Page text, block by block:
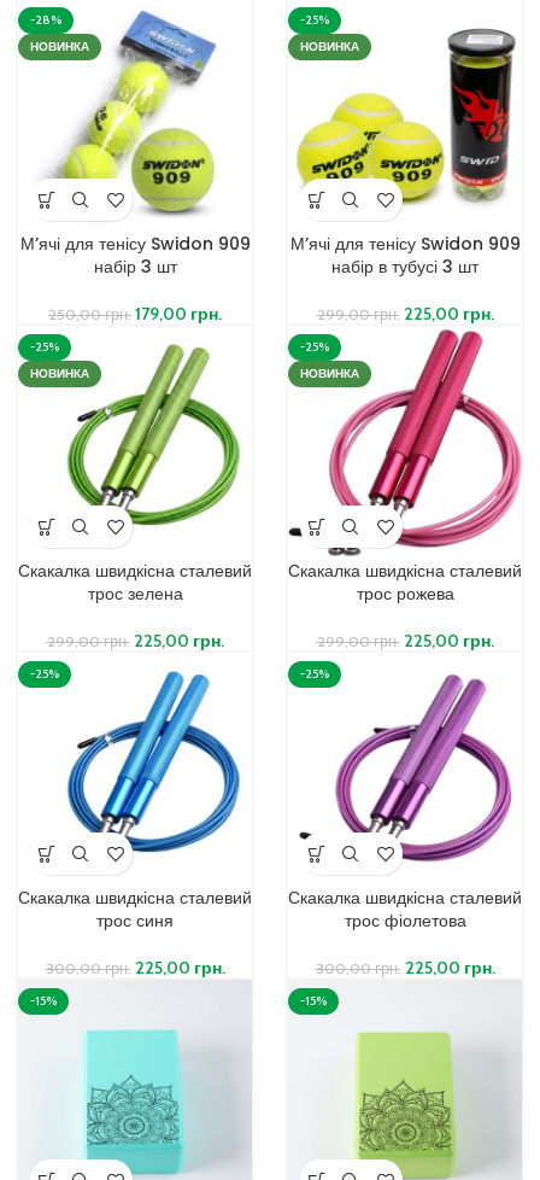
-28%
НОВИНКА
М’ячі для тенісу Swidon 909
набір 3 шт
250,00грн. 179,00 грн.
-25%
НОВИНКА
М’ячі для тенісу Swidon 909
набір в тубусі 3 шт
299,00грн. 225,00 грн.
-25%
НОВИНКА
Скакалка швидкісна сталевий
трос зелена
299,00грн. 225,00 грн.
-25%
НОВИНКА
Скакалка швидкісна сталевий
трос рожева
299,00грн. 225,00 грн.
-25%
Скакалка швидкісна сталевий
трос синя
300,00грн. 225,00 грн.
-25%
Скакалка швидкісна сталевий
трос фіолетова
300,00грн. 225,00 грн.
-15% -15%